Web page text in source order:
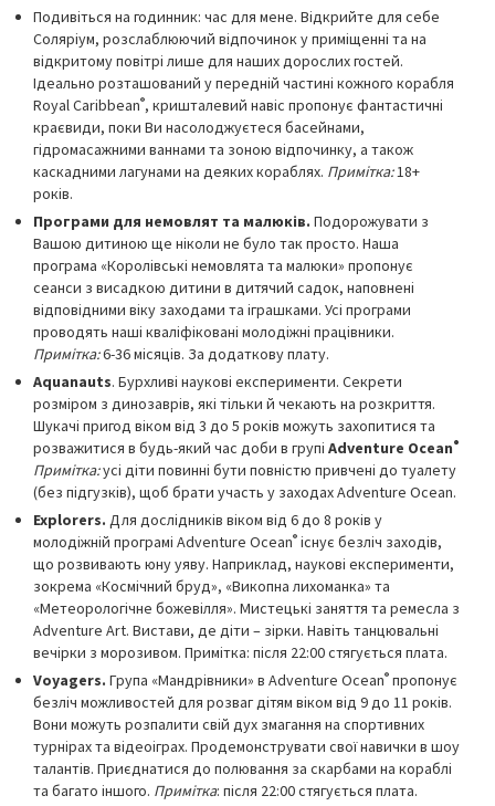
Подивіться на годинник: час для мене. Відкрийте для себе
Соляріум, розслаблюючий відпочинок у приміщенні та на
відкритому повітрі лише для наших дорослих гостей.
Ідеально розташований у передній частині кожного корабля
Royal Caribbean®, кришталевий навіс пропонує фантастичні
краєвиди, поки Ви насолоджуєтеся басейнами,
гідромасажними ваннами та зоною відпочинку, а також
каскадними лагунами на деяких кораблях. Примітка:18+
років.
Програми для немовлят та малюків. Подорожувати з
Вашою дитиною ще ніколи не було так просто. Наша
програма «Королівські немовлята та малюки» пропонує
сеанси з висадкою дитини в дитячий садок, наповнені
відповідними віку заходами та іграшками. Усі програми
проводять наші кваліфіковані молодіжні працівники.
Примітка:6-36 місяців. За додаткову плату.
Aquanauts. Бурхливі наукові експерименти. Секрети
розміром з динозаврів, які тільки й чекають на розкриття.
Шукачі пригод віком від 3 до 5 років можуть захопитися та
розважитися в будь-який час доби в групі Adventure Ocean®
Примітка:усі діти повинні бути повністю привчені до туалету
(без підгузків), щоб брати участь у заходах Adventure Ocean.
Explorers. Для дослідників віком від 6 до 8 років у
молодіжній програмі Adventure Ocean® існує безліч заходів,
що розвивають юну уяву. Наприклад, наукові експерименти,
зокрема «Космічний бруд», «Викопна лихоманка» та
«Метеорологічне божевілля». Мистецькі заняття та ремесла з
Adventure Art. Вистави, де діти – зірки. Навіть танцювальні
вечірки з морозивом. Примітка: після 22:00 стягується плата.
Voyagers. Група «Мандрівники» в Adventure Ocean® пропонує
безліч можливостей для розваг дітям віком від 9 до 11 років.
Вони можуть розпалити свій дух змагання на спортивних
турнірах та відеоіграх. Продемонструвати свої навички в шоу
талантів. Приєднатися до полювання за скарбами на кораблі
та багато іншого. Примітка: після 22:00 стягується плата.